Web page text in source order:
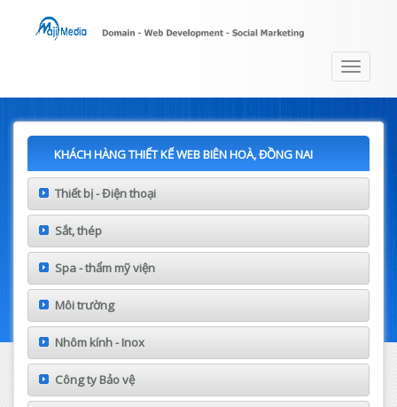
Toggle
KHÁCH HÀNG THIẾT KẾ WEB BIÊN HOÀ, ĐỒNG NAI
Thiết bị - Điện thoại
Sắt, thép
Spa - thẩm mỹ viện
Môi trường
Nhôm kính - Inox
Công ty Bảo vệ